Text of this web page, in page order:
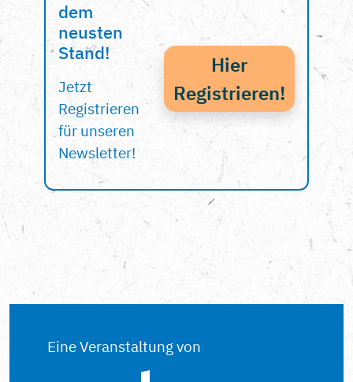
dem
neusten
Stand!
Jetzt
Registrieren
für unseren
Newsletter!
Hier
Registrieren!
Eine Veranstaltung von